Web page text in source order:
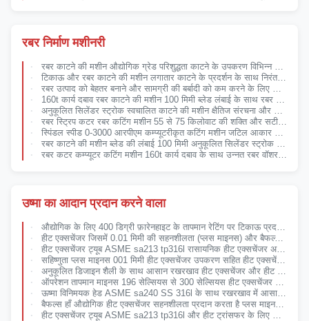
रबर निर्माण मशीनरी
रबर काटने की मशीन औद्योगिक ग्रेड परिशुद्धता काटने के उपकरण विभिन्न रबर सामग्री और अनुप्रयोगों के लिए उपयुक्त
टिकाऊ और रबर काटने की मशीन लगातार काटने के प्रदर्शन के साथ निरंतर रबर प्रसंस्करण का समर्थन करने के लिए डिज़ाइन किया गया
रबर उत्पाद को बेहतर बनाने और सामग्री की बर्बादी को कम करने के लिए साफ और चिकनी कटाई के लिए डिज़ाइन की गई प्रेसिजन रबर कटिंग मशीन
160t कार्य दबाव रबर काटने की मशीन 100 मिमी ब्लेड लंबाई के साथ रबर सामग्री के सटीक काटने के लिए डिज़ाइन किया गया
अनुकूलित सिलेंडर स्ट्रोक स्वचालित काटने की मशीन क्षैतिज संरचना और सटीक औद्योगिक सामग्री काटने के समाधान के लिए डिज़ाइन किया गया
रबर स्ट्रिप कटर रबर कटिंग मशीन 55 से 75 किलोवाट की शक्ति और सटीक काटने के लिए 3000rmin तक की चर धुरी गति के साथ
स्पिंडल स्पीड 0-3000 आरपीएम कम्प्यूटरीकृत कटिंग मशीन जटिल आकार और डिज़ाइन के लिए अनुकूलित वर्किंग लेयर कटिंग सिस्टम
रबर काटने की मशीन ब्लेड की लंबाई 100 मिमी अनुकूलित सिलेंडर स्ट्रोक औद्योगिक रबर प्रसंस्करण जरूरतों के लिए अनुकूलित
रबर कटर कम्प्यूटर कटिंग मशीन 160t कार्य दबाव के साथ उन्नत रबर वॉशर काटने की क्षमता प्रदान करता है
उष्मा का आदान प्रदान करने वाला
औद्योगिक के लिए 400 डिग्री फ़ारेनहाइट के तापमान रेटिंग पर टिकाऊ प्रदर्शन की पेशकश करने वाला आसान रखरखाव हीट एक्सचेंजर
हीट एक्सचेंजर जिसमें 0.01 मिमी की सहनशीलता (प्लस माइनस) और बैफल्स हैं, और इनपुट वोल्टेज डीसी 48v है, जो ऊर्जा रिकवरी सिस्टम के लिए आदर्श है
हीट एक्सचेंजर ट्यूब ASME sa213 tp316l रासायनिक हीट एक्सचेंजर अनुकूलित डिजाइन शैली हीट एक्सचेंज प्रदर्शन की पेशकश
सहिष्णुता प्लस माइनस 001 मिमी हीट एक्सचेंजर उपकरण सहित हीट एक्सचेंजर हेड ASME sa240 SS 316l थर्मल ट्रांसफर और स्थायित्व के लिए डिज़ाइन किया गया
अनुकूलित डिजाइन शैली के साथ आसान रखरखाव हीट एक्सचेंजर और हीट एक्सचेंजर ट्यूब ASME sa213 tp316l थर्मल ट्रांसफर के लिए
ऑपरेशन तापमान माइनस 196 सेल्सियस से 300 सेल्सियस हीट एक्सचेंजर गर्मी हस्तांतरण के लिए उच्च सटीकता और तापमान रेटिंग 400 फ़ारेनहाइट प्रदान करता है
ऊष्मा विनिमयक हेड ASME sa240 SS 316l के साथ रखरखाव में आसान एयर हीट एक्सचेंजर, थर्मल एक्सचेंज अनुप्रयोगों के लिए बिल्कुल सही
बैफल्स हाँ औद्योगिक हीट एक्सचेंजर सहनशीलता प्रदान करता है प्लस माइनस 001 मिमी स्थिर और थर्मल प्रबंधन के लिए इंजीनियर किया गया
हीट एक्सचेंजर ट्यूब ASME sa213 tp316l और हीट ट्रांसफर के लिए आसान रखरखाव को शामिल करते हुए उच्च सटीकता हीट एक्सचेंजर